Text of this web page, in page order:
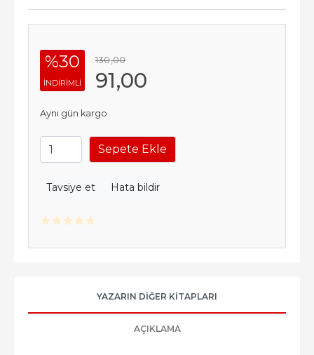
%30
INDIRIMLI
130,00
91,00
Aynı gün kargo
Sepete Ekle
Tavsiye et Hata bildir
YAZARIN DIĞER KITAPLARI
AÇIKLAMA